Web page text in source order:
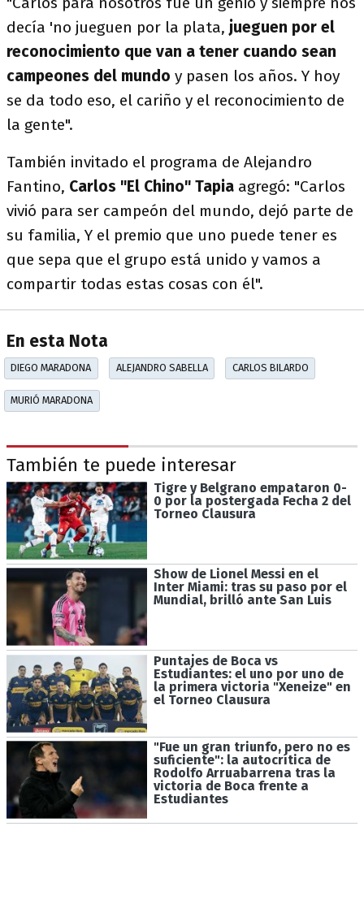
decía 'no jueguen por la plata, jueguen por el
reconocimiento que van a tener cuando sean
campeones del mundo y pasen los años. Y hoy
se da todo eso, el cariño y el reconocimiento de
la gente".
También invitado el programa de Alejandro
Fantino, Carlos "El Chino" Tapia agregó: "Carlos
vivió para ser campeón del mundo, dejó parte de
su familia, Y el premio que uno puede tener es
que sepa que el grupo está unido y vamos a
compartir todas estas cosas con él".
En esta Nota
DIEGO MARADONA ALEJANDRO SABELLA CARLOS BILARDO
MURIÓ MARADONA
También te puede interesar
Tigre y Belgrano empataron 0-
0 por la postergada Fecha 2 del
Torneo Clausura
Show de Lionel Messi en el
Inter Miami: tras su paso por el
Mundial, brilló ante San Luis
Puntajes de Boca vs
Estudiantes: el uno por uno de
la primera victoria "Xeneize" en
el Torneo Clausura
"Fue un gran triunfo, pero no es
suficiente": la autocrítica de
Rodolfo Arruabarrena tras la
victoria de Boca frente a
Estudiantes